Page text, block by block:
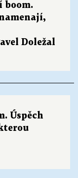
boom.
Doležal
Úspěch